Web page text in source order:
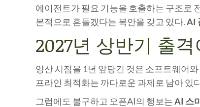
에이전트가 필요 기능을 호출하는 구조로
본적으로 흔들겠다는 복안을 갖고 있다.AI
2027년 상반기 출
양산 시점을 1년 앞당긴 것은 소프트웨어
프라인 최적화는 까다로운 과제로 남아 있
그럼에도 불구하고 오픈AI의 행보는AI 스